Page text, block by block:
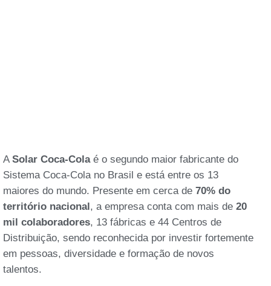
A Solar Coca-Colaé o segundo maior fabricante do
Sistema Coca-Cola no Brasil e está entre os 13
maiores do mundo. Presente em cerca de 70% do
território nacional, a empresa conta com mais de 20
mil colaboradores, 13 fábricas e 44 Centros de
Distribuição, sendo reconhecida por investir fortemente
em pessoas, diversidade e formação de novos
talentos.